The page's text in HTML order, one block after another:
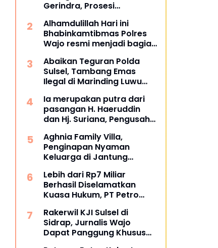
Gerindra, Prosesi
Langsung Sufmi Dasco
Ahmad.
Alhamdulillah Hari ini
Bhabinkamtibmas Polres
Wajo resmi menjadi bagian
Lingkungan)
Abaikan Teguran Polda
Sulsel, Tambang Emas
Ilegal di Marinding Luwu
Hari Tiga Pelaku Terkesan
Kebah Hukum
Ia merupakan putra dari
pasangan H. Haeruddin
dan Hj. Suriana, Pengusaha
Resmi Dilantik Ketua BPC
HIPMI Makassar
Aghnia Family Villa,
Penginapan Nyaman
Keluarga di Jantung
Bulukumba
Lebih dari Rp7 Miliar
Berhasil Diselamatkan
Kuasa Hukum, PT Petro
atas Dugaan Wanprestasi
Pembayaran Success Fee
Rakerwil KJI Sulsel di
Sidrap, Jurnalis Wajo
Dapat Panggung Khusus